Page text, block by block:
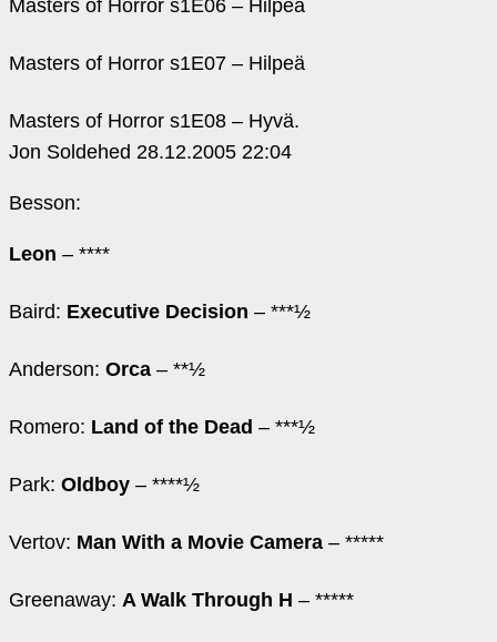
Masters of Horror s1E06 – Hilpeä
Masters of Horror s1E07 – Hilpeä
Masters of Horror s1E08 – Hyvä.
Jon Soldehed 28.12.2005 22:04
Besson:
Leon – ****
Baird: Executive Decision – ***½
Anderson: Orca – **½
Romero: Land of the Dead – ***½
Park: Oldboy – ****½
Vertov: Man With a Movie Camera – *****
Greenaway: A Walk Through H – *****